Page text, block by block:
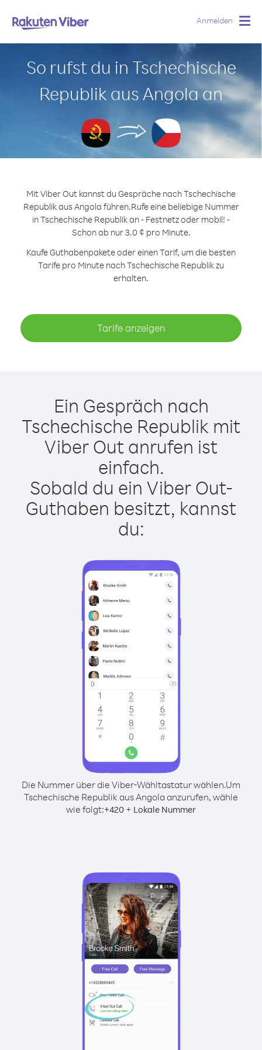
Anmelden
So rufst du in Tschechische
Republik aus Angola an
Mit Viber Out kannst du Gespräche nach Tschechische
Republik aus Angola führen.Rufe eine beliebige Nummer
in Tschechische Republik an - Festnetz oder mobil! -
Schon ab nur 3.0 ¢ pro Minute.
Kaufe Guthabenpakete oder einen Tarif, um die besten
Tarife pro Minute nach Tschechische Republik zu
erhalten.
Tarife anzeigen
Ein Gespräch nach
Tschechische Republik mit
Viber Out anrufen ist
einfach.
Sobald du ein Viber Out-
Guthaben besitzt, kannst
du:
Die Nummer über die Viber-Wähltastatur wählen.Um
Tschechische Republik aus Angola anzurufen, wähle
wie folgt:+420 + Lokale Nummer